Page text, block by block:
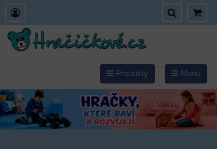
Produkty Menu